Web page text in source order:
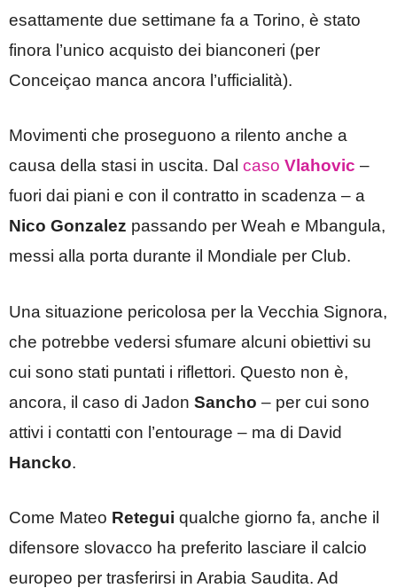
esattamente due settimane fa a Torino, è stato
finora l’unico acquisto dei bianconeri (per
Conceiçao manca ancora l’ufficialità).
Movimenti che proseguono a rilento anche a
causa della stasi in uscita. Dal caso Vlahovic –
fuori dai piani e con il contratto in scadenza – a
Nico Gonzalez passando per Weah e Mbangula,
messi alla porta durante il Mondiale per Club.
Una situazione pericolosa per la Vecchia Signora,
che potrebbe vedersi sfumare alcuni obiettivi su
cui sono stati puntati i riflettori. Questo non è,
ancora, il caso di Jadon Sancho – per cui sono
attivi i contatti con l’entourage – ma di David
Hancko.
Come Mateo Retegui qualche giorno fa, anche il
difensore slovacco ha preferito lasciare il calcio
europeo per trasferirsi in Arabia Saudita. Ad